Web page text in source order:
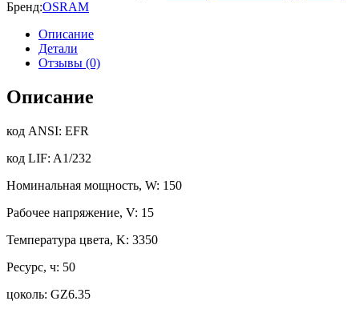
Бренд:OSRAM
Описание
Детали
Отзывы (0)
Описание
код ANSI: EFR
код LIF: A1/232
Номинальная мощность, W: 150
Рабочее напряжение, V: 15
Температура цвета, K: 3350
Ресурс, ч: 50
цоколь: GZ6.35